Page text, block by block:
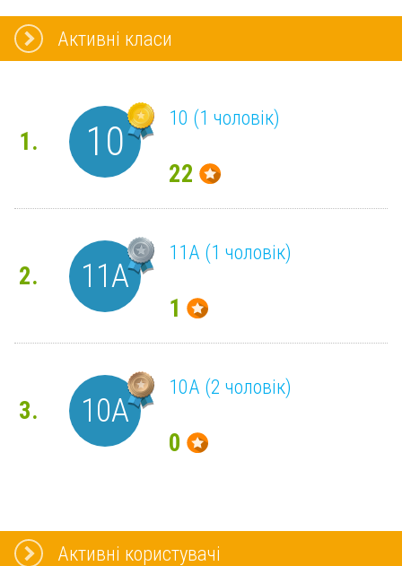
Активні класи
1. 10 10 (1 чоловік)
22
2. 11А
11А (1 чоловік)
1
3. 10A
10A (2 чоловік)
0
Активні користувачі